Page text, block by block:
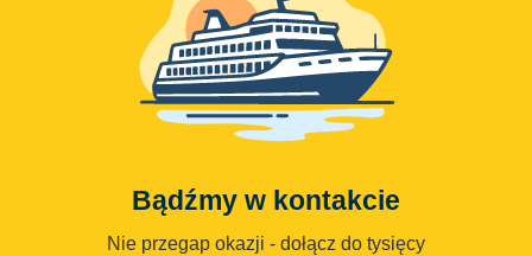
Bądźmy w kontakcie
Nie przegap okazji - dołącz do tysięcy